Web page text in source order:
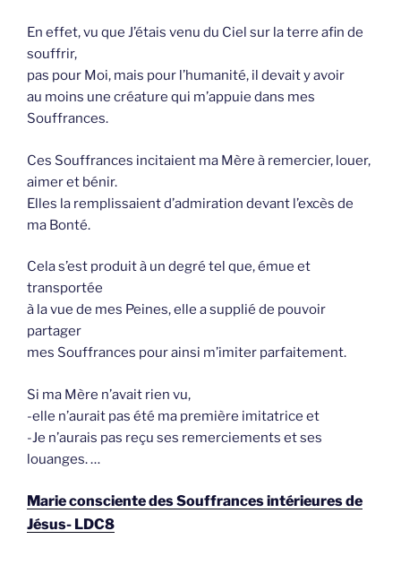
En effet, vu que J’étais venu du Ciel sur la terre afin de
souffrir,
pas pour Moi, mais pour l’humanité, il devait y avoir
au moins une créature qui m’appuie dans mes
Souffrances.
Ces Souffrances incitaient ma Mère à remercier, louer,
aimer et bénir.
Elles la remplissaient d’admiration devant l’excès de
ma Bonté.
Cela s’est produit à un degré tel que, émue et
transportée
à la vue de mes Peines, elle a supplié de pouvoir
partager
mes Souffrances pour ainsi m’imiter parfaitement.
Si ma Mère n’avait rien vu,
-elle n’aurait pas été ma première imitatrice et
-Je n’aurais pas reçu ses remerciements et ses
louanges. …
Marie consciente des Souffrances intérieures de
Jésus- LDC8